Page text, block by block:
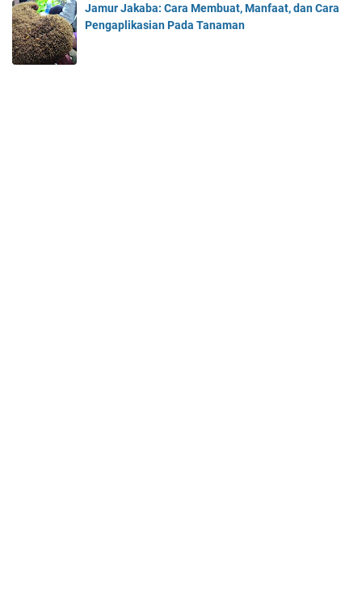
Jamur Jakaba: Cara Membuat, Manfaat, dan Cara
Pengaplikasian Pada Tanaman